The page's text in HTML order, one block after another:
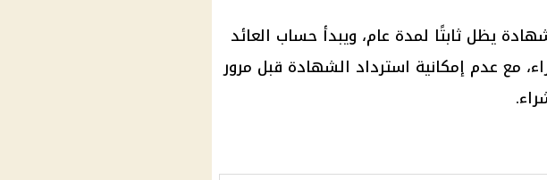
يظل ثابتًا لمدة عام، ويبدأ حساب العائد
مع عدم إمكانية استرداد الشهادة قبل مرور